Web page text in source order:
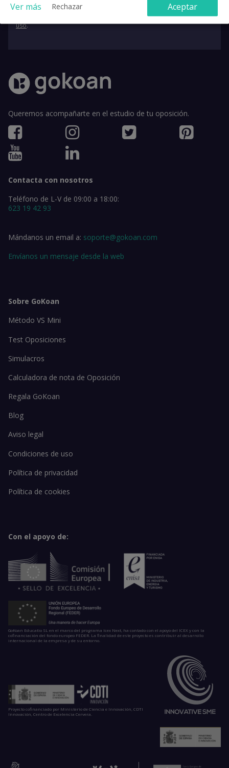
términos y condiciones de
uso.
Queremos acompañarte en el estudio de tu oposición.
Contacta con nosotros
Teléfono de L-V de 09:00 a 18:00:
623 19 42 93
Mándanos un email a: soporte@gokoan.com
Envíanos un mensaje desde la web
Sobre GoKoan
Método VS Mini
Test Oposiciones
Simulacros
Calculadora de nota de Oposición
Regala GoKoan
Blog
Aviso legal
Condiciones de uso
Política de privacidad
Política de cookies
Con el apoyo de:
GoKoan Educatio SL en el marco del programa Icex Next, ha contado con el apoyo del ICEX y con la
cofinanciación del fondo europeo FEDER. La finalidad de este proyecto es contribuir al desarrollo
internacional de la empresa y de su entorno.
Proyecto cofinanciado por Ministerio de Ciencia e Innovación, CDTI
Innovación, Centro de Excelencia Cervera.
Ver más Rechazar Aceptar